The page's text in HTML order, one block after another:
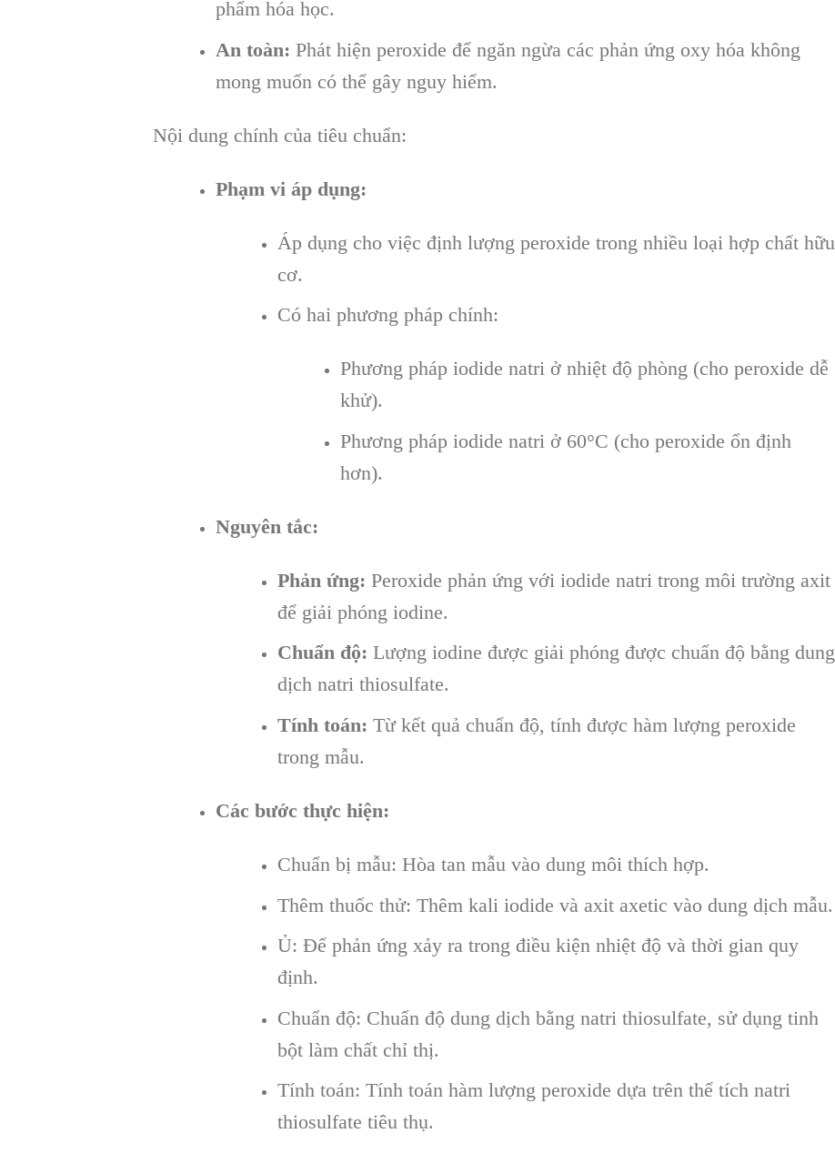
phẩm hóa học.
An toàn: Phát hiện peroxide để ngăn ngừa các phản ứng oxy hóa không
mong muốn có thể gây nguy hiểm.
Nội dung chính của tiêu chuẩn:
Phạm vi áp dụng:
Áp dụng cho việc định lượng peroxide trong nhiều loại hợp chất hữu
cơ.
Có hai phương pháp chính:
Phương pháp iodide natri ở nhiệt độ phòng (cho peroxide dễ
khử).
Phương pháp iodide natri ở 60°C (cho peroxide ổn định
hơn).
Nguyên tắc:
Phản ứng: Peroxide phản ứng với iodide natri trong môi trường axit
để giải phóng iodine.
Chuẩn độ: Lượng iodine được giải phóng được chuẩn độ bằng dung
dịch natri thiosulfate.
Tính toán: Từ kết quả chuẩn độ, tính được hàm lượng peroxide
trong mẫu.
Các bước thực hiện:
Chuẩn bị mẫu: Hòa tan mẫu vào dung môi thích hợp.
Thêm thuốc thử: Thêm kali iodide và axit axetic vào dung dịch mẫu.
Ủ: Để phản ứng xảy ra trong điều kiện nhiệt độ và thời gian quy
định.
Chuẩn độ: Chuẩn độ dung dịch bằng natri thiosulfate, sử dụng tinh
bột làm chất chỉ thị.
Tính toán: Tính toán hàm lượng peroxide dựa trên thể tích natri
thiosulfate tiêu thụ.